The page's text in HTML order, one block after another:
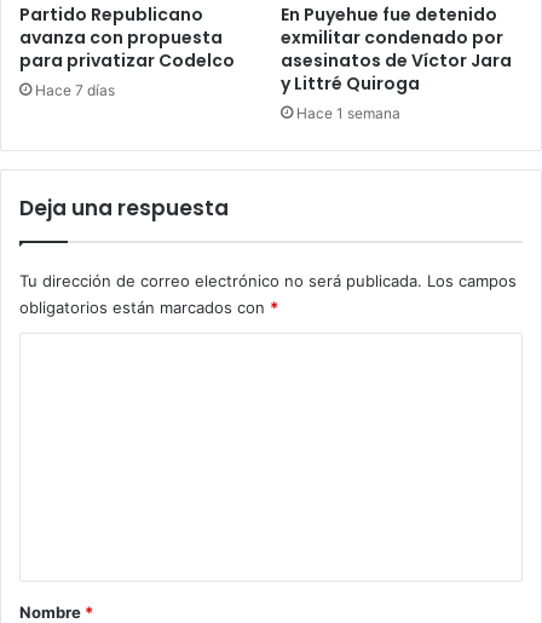
Partido Republicano
avanza con propuesta
para privatizar Codelco
Hace 7 días
En Puyehue fue detenido
exmilitar condenado por
asesinatos de Víctor Jara
y Littré Quiroga
Hace 1 semana
Deja una respuesta
Tu dirección de correo electrónico no será publicada. Los campos
obligatorios están marcados con *
rNombre *